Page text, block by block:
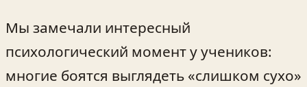
Мы замечали интересный
психологический момент у учеников:
многие боятся выглядеть «слишком сухо»